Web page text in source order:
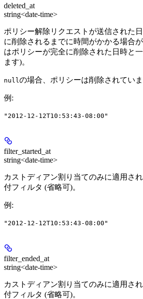
deleted_at
string<date-time>
ポリシー解除リクエストが送信された
に削除されるまでに時間がかかる場合
はポリシーが完全に削除された日時と
ます)。
null の場合、ポリシーは削除されていま
例 :
"2012-12-12T10:53:43-08:00"
filter_started_at
string<date-time>
カストディアン割り当てのみに適用さ
付フィルタ (省略可)。
例 :
"2012-12-12T10:53:43-08:00"
filter_ended_at
string<date-time>
カストディアン割り当てのみに適用さ
付フィルタ (省略可)。